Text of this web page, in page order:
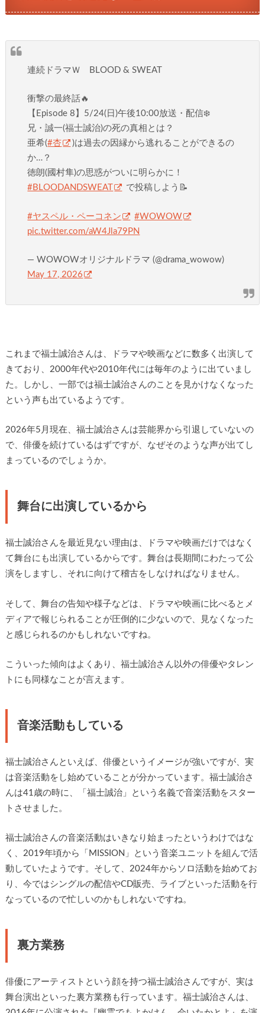
連続ドラマＷ BLOOD & SWEAT
衝撃の最終話🔥
【Episode 8】5/24(日)午後10:00放送・配信❄️
兄・誠一(福士誠治)の死の真相とは？
亜希(#杏
)は過去の因縁から逃れることができるの
か…？
徳朗(國村隼)の思惑がついに明らかに！
#BLOODANDSWEAT
で投稿しよう📝
#ヤスペル・ペーコネン
#WOWOW
pic.twitter.com/aW4Jla79PN
— WOWOWオリジナルドラマ (@drama_wowow)
May 17, 2026
これまで福士誠治さんは、ドラマや映画などに数多く出演して
きており、2000年代や2010年代には毎年のように出ていまし
た。しかし、一部では福士誠治さんのことを見かけなくなった
という声も出ているようです。
2026年5月現在、福士誠治さんは芸能界から引退していないの
で、俳優を続けているはずですが、なぜそのような声が出てし
まっているのでしょうか。
舞台に出演しているから
福士誠治さんを最近見ない理由は、ドラマや映画だけではなく
て舞台にも出演しているからです。舞台は長期間にわたって公
演をしますし、それに向けて稽古をしなければなりません。
そして、舞台の告知や様子などは、ドラマや映画に比べるとメ
ディアで報じられることが圧倒的に少ないので、見なくなった
と感じられるのかもしれないですね。
こういった傾向はよくあり、福士誠治さん以外の俳優やタレン
トにも同様なことが言えます。
音楽活動もしている
福士誠治さんといえば、俳優というイメージが強いですが、実
は音楽活動をし始めていることが分かっています。福士誠治さ
んは41歳の時に、「福士誠治」という名義で音楽活動をスター
トさせました。
福士誠治さんの音楽活動はいきなり始まったというわけではな
く、2019年頃から「MISSION」という音楽ユニットを組んで活
動していたようです。そして、2024年からソロ活動を始めてお
り、今ではシングルの配信やCD販売、ライブといった活動を行
なっているので忙しいのかもしれないですね。
裏方業務
俳優にアーティストという顔を持つ福士誠治さんですが、実は
舞台演出といった裏方業務も行っています。福士誠治さんは、